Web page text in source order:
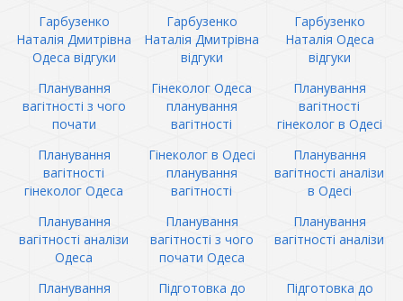
Гарбузенко
Наталія Дмитрівна
Одеса відгуки
Гарбузенко
Наталія Дмитрівна
відгуки
Гарбузенко
Наталія Одеса
відгуки
Планування
вагітності з чого
почати
Гінеколог Одеса
планування
вагітності
Планування
вагітності
гінеколог в Одесі
Планування
вагітності
гінеколог Одеса
Гінеколог в Одесі
планування
вагітності
Планування
вагітності аналізи
в Одесі
Планування
вагітності аналізи
Одеса
Планування
вагітності з чого
почати Одеса
Планування
вагітності аналізи
Планування
Підготовка до
Підготовка до